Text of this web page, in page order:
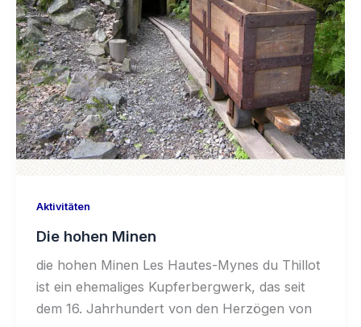
Aktivitäten
Die hohen Minen
die hohen Minen Les Hautes-Mynes du Thillot
ist ein ehemaliges Kupferbergwerk, das seit
dem 16. Jahrhundert von den Herzögen von